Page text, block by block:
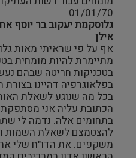
אתנוגרפיה
מוזאולוגיה כללי
היסטוריה ומורשת
צילום ווידאו ארט
מדע וטבע
01/01/70
גלוסקמת יעקוב בר יוסף
אילן
אף על פי שראיתי מאות
מתיימרת להיות מומחית
בטכניקות חריטה שבהם
בפלאוגרפיה דהיינו בצורת
בכל מה שנוגע לשאלת
הכתובת עליה אני
בתחומים אלה. נדמה לי
להצטמצם לשאלת השמות
משקפים. את הדו"ח שלי